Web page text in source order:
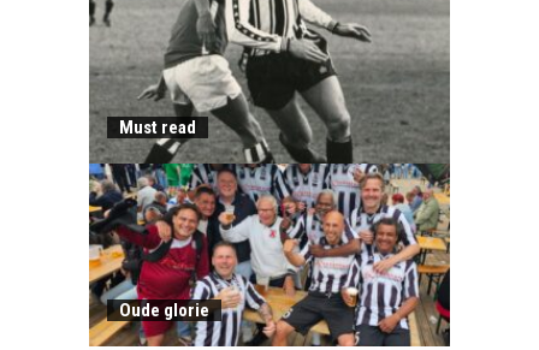
Must read
Oude glorie